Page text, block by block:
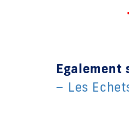
Egalement
– Les